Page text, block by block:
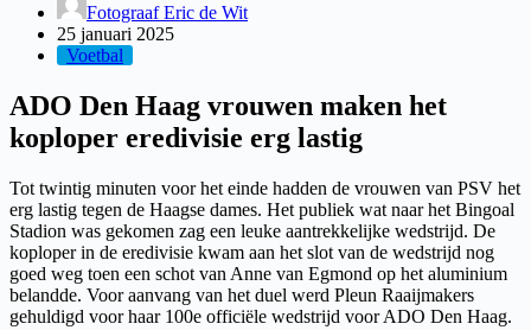
Fotograaf Eric de Wit
25 januari 2025
Voetbal
ADO Den Haag vrouwen maken het
koploper eredivisie erg lastig
Tot twintig minuten voor het einde hadden de vrouwen van PSV het
erg lastig tegen de Haagse dames. Het publiek wat naar het Bingoal
Stadion was gekomen zag een leuke aantrekkelijke wedstrijd. De
koploper in de eredivisie kwam aan het slot van de wedstrijd nog
goed weg toen een schot van Anne van Egmond op het aluminium
belandde. Voor aanvang van het duel werd Pleun Raaijmakers
gehuldigd voor haar 100e officiële wedstrijd voor ADO Den Haag.